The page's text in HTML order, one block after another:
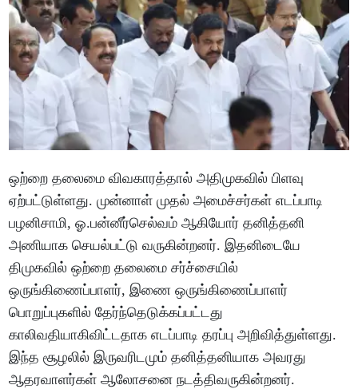
ஒற்றை தலைமை விவகாரத்தால் அதிமுகவில் பிளவு
ஏற்பட்டுள்ளது. முன்னாள் முதல் அமைச்சர்கள் எடப்பாடி
பழனிசாமி, ஓ.பன்னீர்செல்வம் ஆகியோர் தனித்தனி
அணியாக செயல்பட்டு வருகின்றனர். இதனிடையே
திமுகவில் ஒற்றை தலைமை சர்ச்சையில்
ஒருங்கிணைப்பாளர், இணை ஒருங்கிணைப்பாளர்
பொறுப்புகளில் தேர்ந்தெடுக்கப்பட்டது
காலிவதியாகிவிட்டதாக எடப்பாடி தரப்பு அறிவித்துள்ளது.
இந்த சூழலில் இருவரிடமும் தனித்தனியாக அவரது
ஆதரவாளர்கள் ஆலோசனை நடத்திவருகின்றனர்.